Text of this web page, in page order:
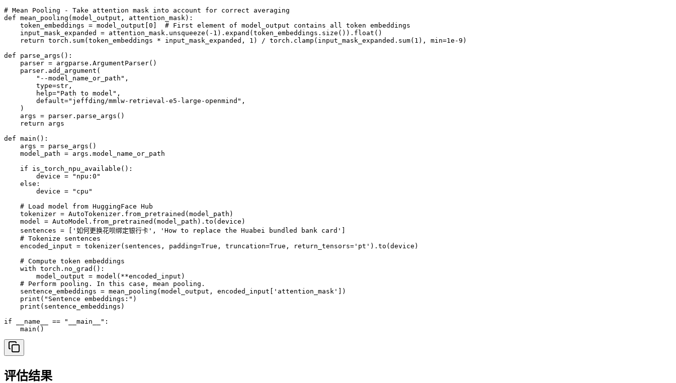
# Mean Pooling - Take attention mask into account for correct averaging
def mean_pooling(model_output, attention_mask):
    token_embeddings = model_output[0]  # First element of model_output contains all token embeddings
    input_mask_expanded = attention_mask.unsqueeze(-1).expand(token_embeddings.size()).float()
    return torch.sum(token_embeddings * input_mask_expanded, 1) / torch.clamp(input_mask_expanded.sum(1), min=1e-9)
def parse_args():
    parser = argparse.ArgumentParser()
    parser.add_argument(
        "--model_name_or_path",
        type=str,
        help="Path to model",
        default="jeffding/mmlw-retrieval-e5-large-openmind",
    )
    args = parser.parse_args()
    return args
def main():
    args = parse_args()
    model_path = args.model_name_or_path
    if is_torch_npu_available():
        device = "npu:0"
    else:
        device = "cpu"
    # Load model from HuggingFace Hub
    tokenizer = AutoTokenizer.from_pretrained(model_path)
    model = AutoModel.from_pretrained(model_path).to(device)
    sentences = ['如何更换花呗绑定银行卡', 'How to replace the Huabei bundled bank card']
    # Tokenize sentences
    encoded_input = tokenizer(sentences, padding=True, truncation=True, return_tensors='pt').to(device)
    # Compute token embeddings
    with torch.no_grad():
        model_output = model(**encoded_input)
    # Perform pooling. In this case, mean pooling.
    sentence_embeddings = mean_pooling(model_output, encoded_input['attention_mask'])
    print("Sentence embeddings:")
    print(sentence_embeddings)
if __name__ == "__main__":
    main()
评估结果